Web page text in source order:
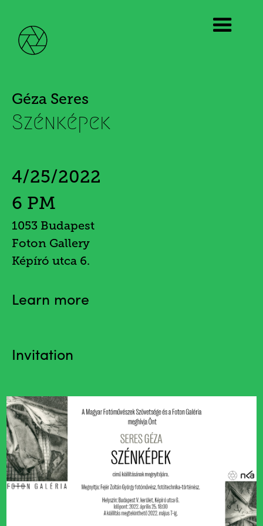
Géza Seres
Szénképek
4/25/2022
6 PM
1053 Budapest
Foton Gallery
Képíró utca 6.
Learn more
Invitation